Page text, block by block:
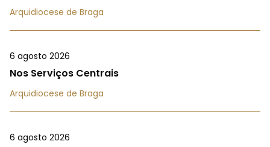
Arquidiocese de Braga
6 agosto 2026
Nos Serviços Centrais
Arquidiocese de Braga
6 agosto 2026